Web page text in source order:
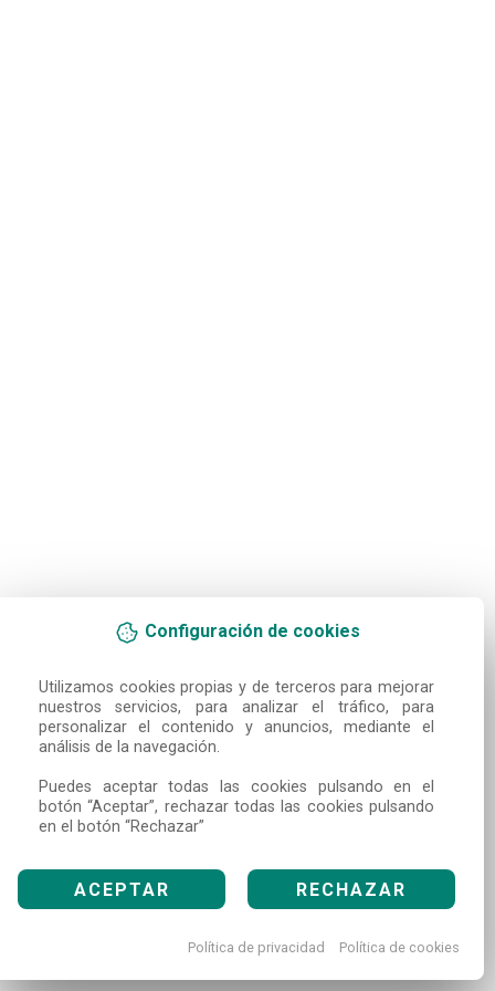
Configuración de cookies
Utilizamos cookies propias y de terceros para mejorar
nuestros servicios, para analizar el tráfico, para
personalizar el contenido y anuncios, mediante el
análisis de la navegación.
Puedes aceptar todas las cookies pulsando en el
botón “Aceptar”, rechazar todas las cookies pulsando
en el botón “Rechazar”
ACEPTAR RECHAZAR
Política de privacidad Política de cookies